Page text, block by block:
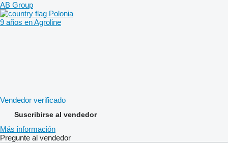
AB Group
Polonia
9 años en Agroline
Vendedor verificado
Suscribirse al vendedor
Más información
Pregunte al vendedor